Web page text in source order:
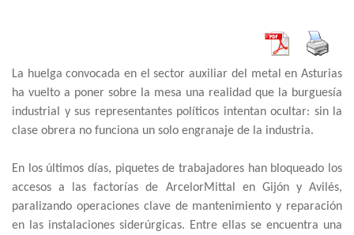
La huelga convocada en el sector auxiliar del metal en Asturias
ha vuelto a poner sobre la mesa una realidad que la burguesía
industrial y sus representantes políticos intentan ocultar: sin la
clase obrera no funciona un solo engranaje de la industria.
En los últimos días, piquetes de trabajadores han bloqueado los
accesos a las factorías de ArcelorMittal en Gijón y Avilés,
paralizando operaciones clave de mantenimiento y reparación
en las instalaciones siderúrgicas. Entre ellas se encuentra una